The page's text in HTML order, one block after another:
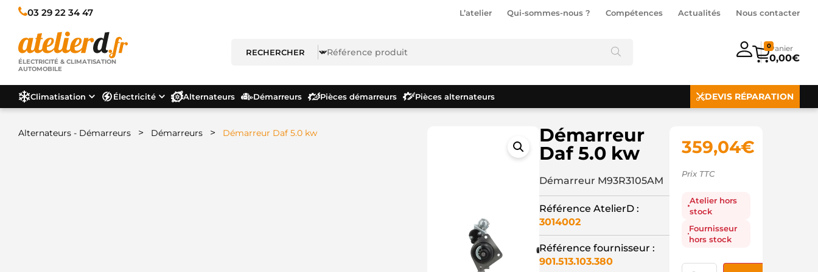
03 29 22 34 47 L’atelier Qui-sommes-nous ? Compétences Actualités Nous contacter
ÉLECTRICITÉ & CLIMATISATION
AUTOMOBILE
0,00€
0
Climatisation Électricité Alternateurs Démarreurs Pièces démarreurs Pièces alternateurs DEVIS RÉPARATION
Alternateurs - Démarreurs > Démarreurs > Démarreur Daf 5.0 kw
Démarreur
Daf 5.0 kw
Démarreur M93R3105AM
Référence AtelierD :
3014002
Référence fournisseur :
901.513.103.380
359,04€
Prix TTC
Atelier hors
stock
Fournisseur
hors stock